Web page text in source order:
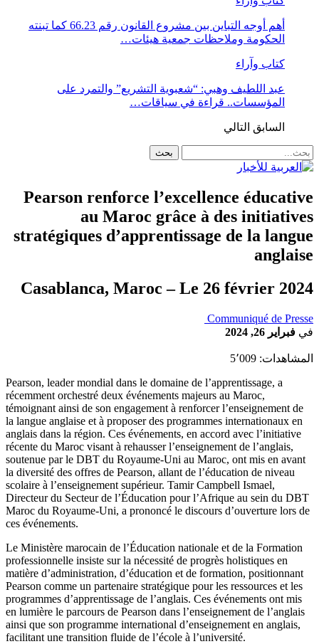
أهم أوجه التباين بين مشروع القانون رقم 66.23 كما تبنته
الحكومة وملاحظات جمعية هيئات…
كتاب وآراء
عبد اللطيف وهبي: “شعبوية التشريع” والتمرد على
المؤسسات.. قراءة في سياقات…
السابق التالي
Pearson renforce l’excellence éducative
au Maroc grâce à des initiatives
stratégiques d’apprentissage de la langue
anglaise
Casablanca, Maroc – Le 26 février 2024
Communiqué de Presse
في فبراير 26, 2024
المشاهدات: 5٬009
Pearson, leader mondial dans le domaine de l’apprentissage, a
récemment orchestré deux événements majeurs au Maroc,
témoignant ainsi de son engagement à renforcer l’enseignement de
la langue anglaise et à proposer des programmes internationaux en
anglais dans la région. Ces événements, en accord avec l’initiative
récente du Maroc visant à rehausser l’enseignement de l’anglais,
soutenue par le DBT du Royaume-Uni au Maroc, ont mis en avant
la diversité des offres de Pearson, allant de l’éducation de niveau
scolaire à l’enseignement supérieur. Tamir Campbell Ismael,
Directeur du Secteur de l’Éducation pour l’Afrique au sein du DBT
Maroc du Royaume-Uni, a prononcé le discours d’ouverture lors de
ces événements.
Le Ministère marocain de l’Éducation nationale et de la Formation
professionnelle insiste sur la nécessité de progrès holistiques en
matière d’administration, d’éducation et de formation, positionnant
Pearson comme un partenaire stratégique pour les ressources et les
programmes d’apprentissage de l’anglais. Ces événements ont mis
en lumière le parcours de Pearson dans l’enseignement de l’anglais
ainsi que son programme international d’enseignement en anglais,
facilitant une transition fluide de l’école à l’université.